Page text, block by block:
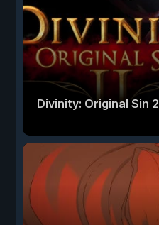
Divinity: Original Sin 2